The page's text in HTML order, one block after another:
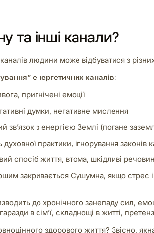
та інші канали?
людини може відбуватися з
енергетичних каналів:
пригнічені емоції
думки, негативне мислення
зв’язок з енергією Землі (погане
духовної практики, ігнорування законів
спосіб життя, втома, шкідливі
закривається Сушумна, якщо
до хронічного занепаду сил,
в сім’ї, складнощі в житті,
здорового життя? Звісно,